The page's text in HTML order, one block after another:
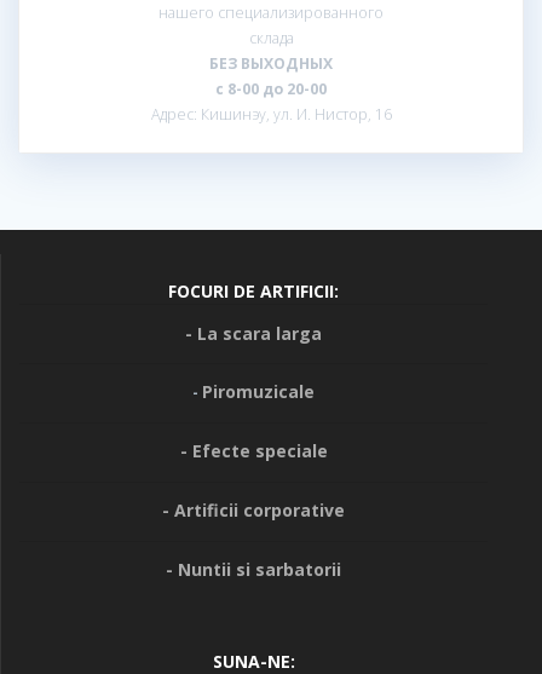
нашего специализированного
склада
БЕЗ ВЫХОДНЫХ
с 8-00 до 20-00
Адрес: Кишинэу, ул. И. Нистор, 16
FOCURI DE ARTIFICII:
- La scara larga
- Piromuzicale
- Efecte speciale
- Artificii corporative
- Nuntii si sarbatorii
SUNA-NE: